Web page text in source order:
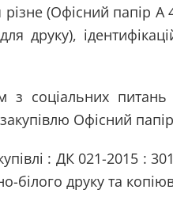
різне (Офісний папір
друку),
з соціальних питань
Офісний
: ДК 021-2015 :
білого друку та